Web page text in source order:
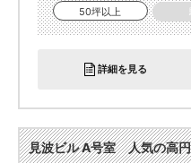
50坪以上
詳細を見る
見波ビル A号室 人気の高